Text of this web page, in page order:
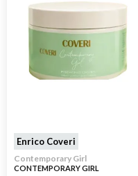
Enrico Coveri
Contemporary Girl
CONTEMPORARY GIRL